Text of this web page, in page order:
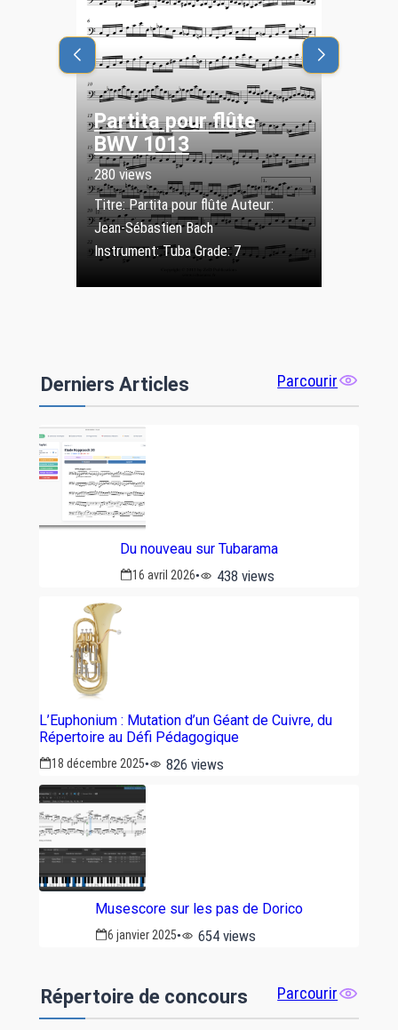
Partita pour flûte
BWV 1013
280 views
Titre: Partita pour flûte Auteur:
Jean-Sébastien Bach
Instrument: Tuba Grade: 7
Derniers Articles Parcourir
Du nouveau sur Tubarama
16 avril 2026 438 views
L’Euphonium : Mutation d’un Géant de Cuivre, du
Répertoire au Défi Pédagogique
18 décembre 2025 826 views
Musescore sur les pas de Dorico
6 janvier 2025 654 views
Répertoire de concours Parcourir